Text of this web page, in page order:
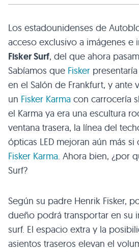
Los estadounidenses de
acceso exclusivo a imágenes e
Fisker Surf, del que ahora
Sabíamos que Fisker
en el Salón de Frankfurt, y ante
un Fisker Karma con carrocería
el Karma ya era una escultura
ventana trasera, la línea del
ópticas LED mejoran aún más si
Fisker Karma. Ahora bien, ¿por
Surf?
Según su padre Henrik Fisker,
dueño podrá transportar en su
surf. El espacio extra y la
asientos traseros elevan el